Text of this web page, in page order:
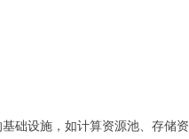
础设施，如计算资源池、存储资